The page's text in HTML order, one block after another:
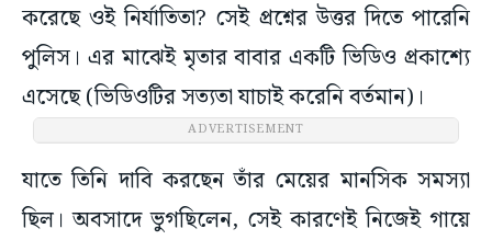
করেছে ওই নির্যাতিতা? সেই প্রশ্নের উত্তর দিতে পারেনি
পুলিস। এর মাঝেই মৃতার বাবার একটি ভিডিও প্রকাশ্যে
এসেছে (ভিডিওটির সত্যতা যাচাই করেনি বর্তমান)।
ADVERTISEMENT
যাতে তিনি দাবি করছেন তাঁর মেয়ের মানসিক সমস্যা
ছিল। অবসাদে ভুগছিলেন, সেই কারণেই নিজেই গায়ে